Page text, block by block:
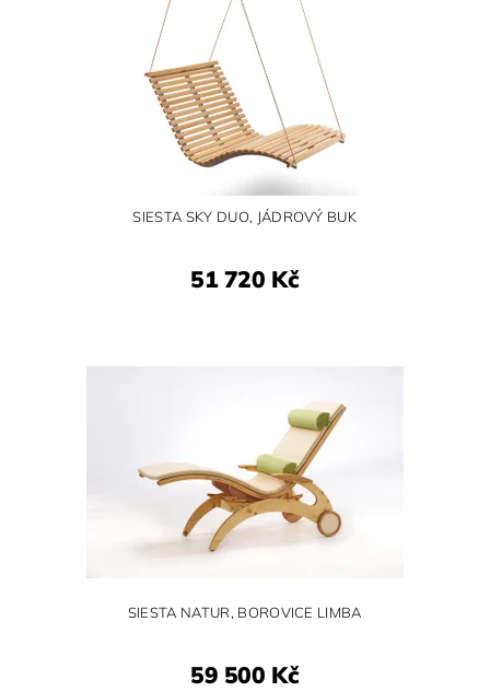
SIESTA SKY DUO, JÁDROVÝ BUK
51 720 Kč
SIESTA NATUR, BOROVICE LIMBA
59 500 Kč